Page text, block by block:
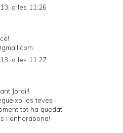
a les 11:26
a les 11:27
Jordi!!
les teves
tot ha quedat
i enhorabona!